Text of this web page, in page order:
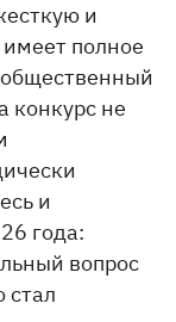
и
полное
общественный
конкурс не
и
года:
вопрос
стал